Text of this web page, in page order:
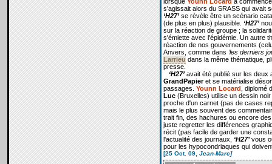
s'agissait alors du SRASS qui avait
‘H27’se révèle être un scénario
(de plus en plus) plausible. ‘H27’
sur la réaction de groupe ; la
s'émiette avec l'épidémie. Un autre
réaction de nos gouvernements
Anvers, comme dans ‘les derniers
Larrieu dans la même thématique,
presse.
‘H27’avait été publié sur les deux
GrandPapieret se matérialise
passages. Younn Locard
, diplomé
Luc(Bruxelles) utilise un dessin
proche d'un carnet (pas de cases
mais le plus souvent des
trait fin, des hachures ou encore
juste regretter les différences
récit (pas facile de garder une
l'actualité des journaux,
‘H27’vous
pour les hypocondriaques qui
[25 Oct. 09, Jean-Marc]